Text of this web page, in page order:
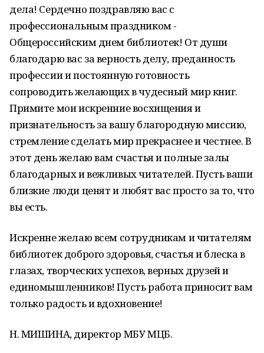
дела! Сердечно поздравляю вас с
профессиональным праздником -
Общероссийским днем библиотек! От души
благодарю вас за верность делу, преданность
профессии и постоянную готовность
сопроводить желающих в чудесный мир книг.
Примите мои искренние восхищения и
признательность за вашу благородную миссию,
стремление сделать мир прекраснее и честнее. В
этот день желаю вам счастья и полные залы
благодарных и вежливых читателей. Пусть ваши
близкие люди ценят и любят вас просто за то, что
вы есть.
Искренне желаю всем сотрудникам и читателям
библиотек доброго здоровья, счастья и блеска в
глазах, творческих успехов, верных друзей и
единомышленников! Пусть работа приносит вам
только радость и вдохновение!
Н. МИШИНА, директор МБУ МЦБ.